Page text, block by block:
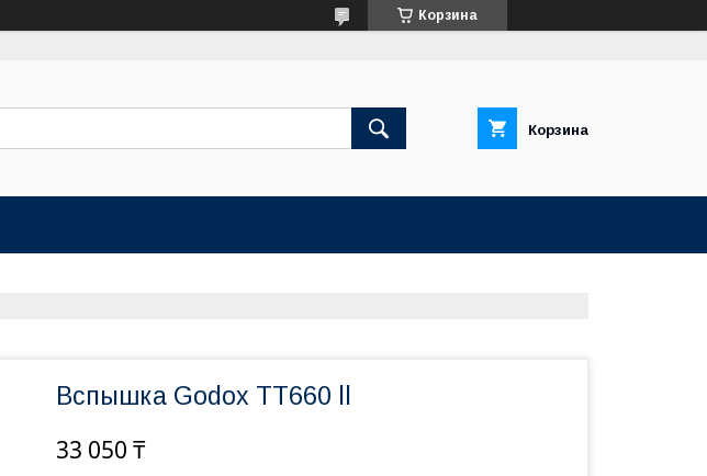
Корзина
Корзина
Вспышка Godox TT660 ll
33 050 ₸